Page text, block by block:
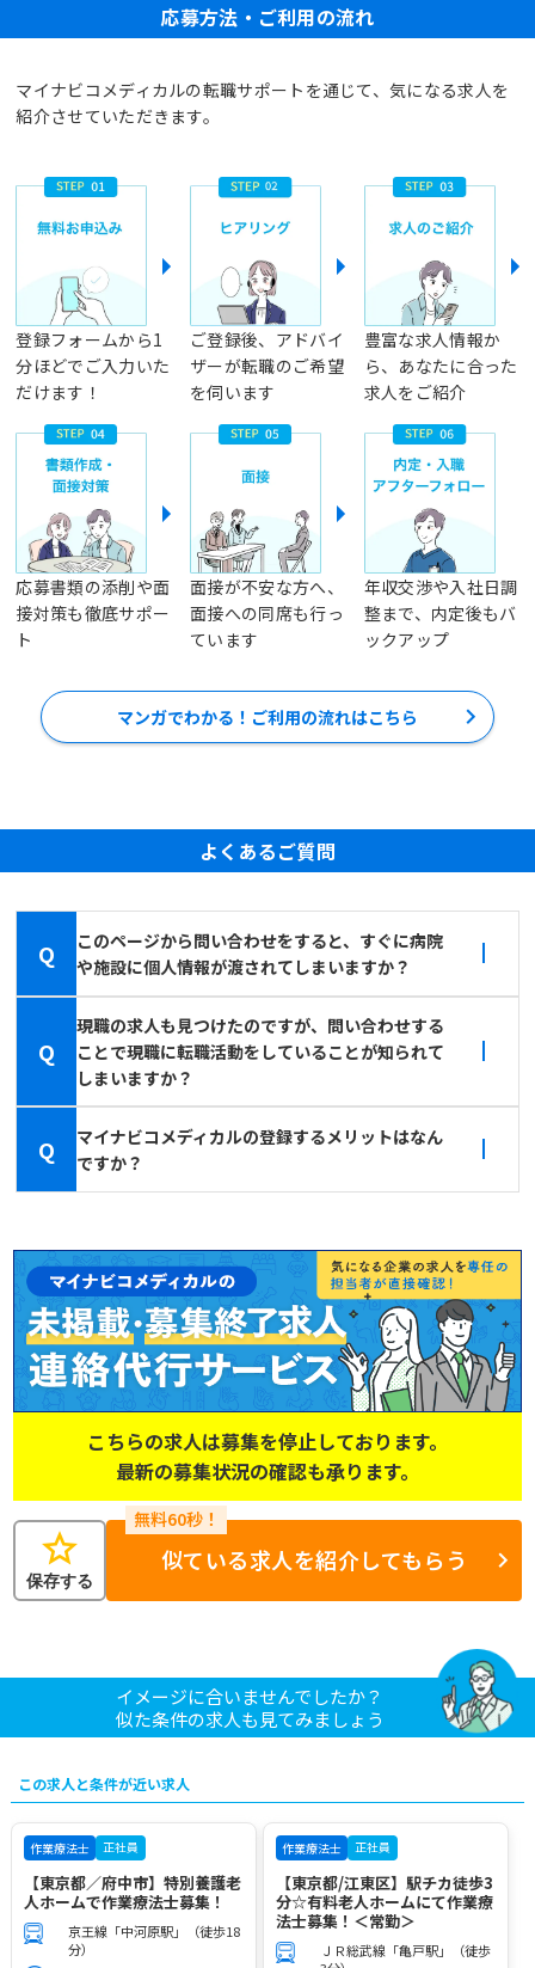
応募方法・ご利用の流れ
マイナビコメディカルの転職サポートを通じて、気になる求人を
紹介させていただきます。
登録フォームから1
分ほどでご入力いた
だけます！
ご登録後、アドバイ
ザーが転職のご希望
を伺います
豊富な求人情報か
ら、あなたに合った
求人をご紹介
応募書類の添削や面
接対策も徹底サポー
ト
面接が不安な方へ、
面接への同席も行っ
ています
年収交渉や入社日調
整まで、内定後もバ
ックアップ
マンガでわかる！ご利用の流れはこちら
よくあるご質問
Q
このページから問い合わせをすると、すぐに病院
や施設に個人情報が渡されてしまいますか？
Q
現職の求人も見つけたのですが、問い合わせする
ことで現職に転職活動をしていることが知られて
しまいますか？
Q
マイナビコメディカルの登録するメリットはなん
ですか？
こちらの求人は募集を停止しております。
最新の募集状況の確認も承ります。
star
保存する
似ている求人を紹介してもらう
イメージに合いませんでしたか？
似た条件の求人も見てみましょう
この求人と条件が近い求人
作業療法士 正社員
【東京都／府中市】特別養護老
人ホームで作業療法士募集！
京王線「中河原駅」（徒歩18
分）
作業療法士 正社員
【東京都/江東区】駅チカ徒歩3
分☆有料老人ホームにて作業療
法士募集！＜常勤＞
ＪＲ総武線「亀戸駅」（徒歩